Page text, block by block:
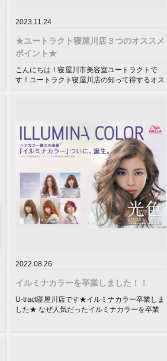
2023.11.24
★ユートラクト寝屋川店３つのオススメ
ポイント★
こんにちは！寝屋川市美容室ユートラクトで
す！ユートラクト寝屋川店の知って得するオス
2022.08.26
イルミナカラーを卒業しました！！
U-tract寝屋川店です★イルミナカラー卒業しま
した★ なぜ人気だったイルミナカラーを卒業